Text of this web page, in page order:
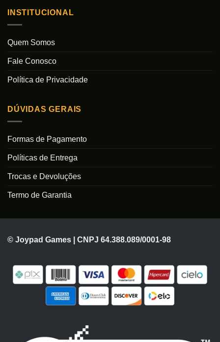
INSTITUCIONAL
Quem Somos
Fale Conosco
Política de Privacidade
DÚVIDAS GERAIS
Formas de Pagamento
Políticas de Entrega
Trocas e Devoluções
Termo de Garantia
© Joypad Games | CNPJ 64.388.089/0001-98